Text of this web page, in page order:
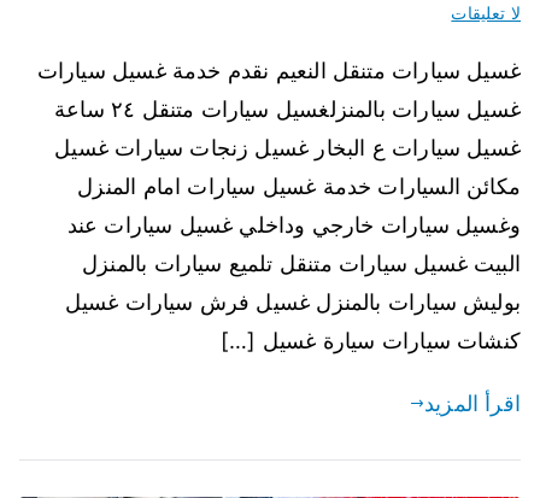
لا تعليقات
غسيل سيارات متنقل النعيم نقدم خدمة غسيل سيارات
غسيل سيارات بالمنزلغسيل سيارات متنقل ٢٤ ساعة
غسيل سيارات ع البخار غسيل زنجات سيارات غسيل
مكائن السيارات خدمة غسيل سيارات امام المنزل
وغسيل سيارات خارجي وداخلي غسيل سيارات عند
البيت غسيل سيارات متنقل تلميع سيارات بالمنزل
بوليش سيارات بالمنزل غسيل فرش سيارات غسيل
كنشات سيارات سيارة غسيل […]
اقرأ المزيد